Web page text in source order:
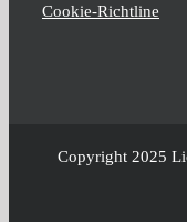
Cookie-Richtline
Copyright 2025